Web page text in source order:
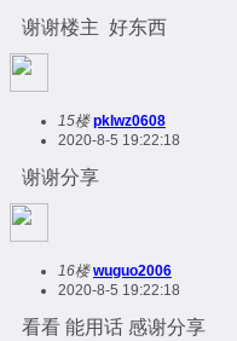
谢谢楼主 好东西
15楼 pklwz0608
2020-8-5 19:22:18
谢谢分享
16楼 wuguo2006
2020-8-5 19:22:18
看看 能用话 感谢分享